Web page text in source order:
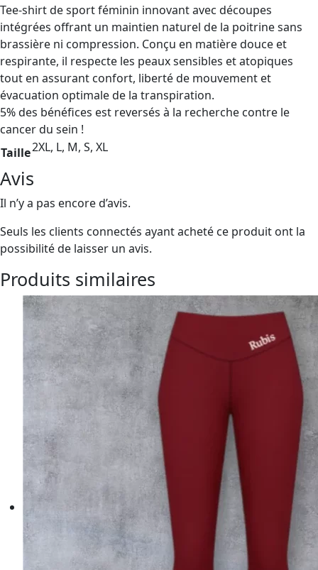
Tee-shirt de sport féminin innovant avec découpes
intégrées offrant un maintien naturel de la poitrine sans
brassière ni compression. Conçu en matière douce et
respirante, il respecte les peaux sensibles et atopiques
tout en assurant confort, liberté de mouvement et
évacuation optimale de la transpiration.
5% des bénéfices est reversés à la recherche contre le
cancer du sein !
Taille2XL, L, M, S, XL
Avis
Il n’y a pas encore d’avis.
Seuls les clients connectés ayant acheté ce produit ont la
possibilité de laisser un avis.
Produits similaires